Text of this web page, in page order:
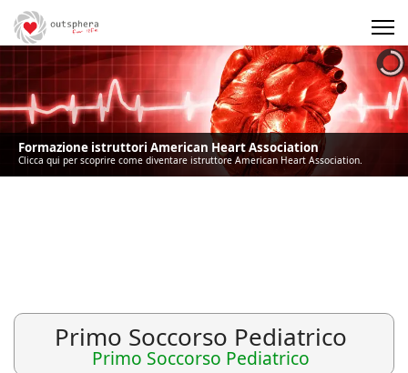
Formazione istruttori American Heart Association
Clicca qui per scoprire come diventare istruttore American Heart Association.
Primo Soccorso Pediatrico
Primo Soccorso Pediatrico